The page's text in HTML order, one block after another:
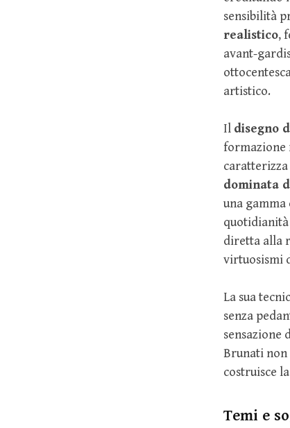
sensibilità
realistico,
avant-
artistico.
Il disegno
formazione
dominata
una
quotidianità
diretta alla
virtuosismi
La sua
senza
sensazione
Brunati
costruisce
Temi e